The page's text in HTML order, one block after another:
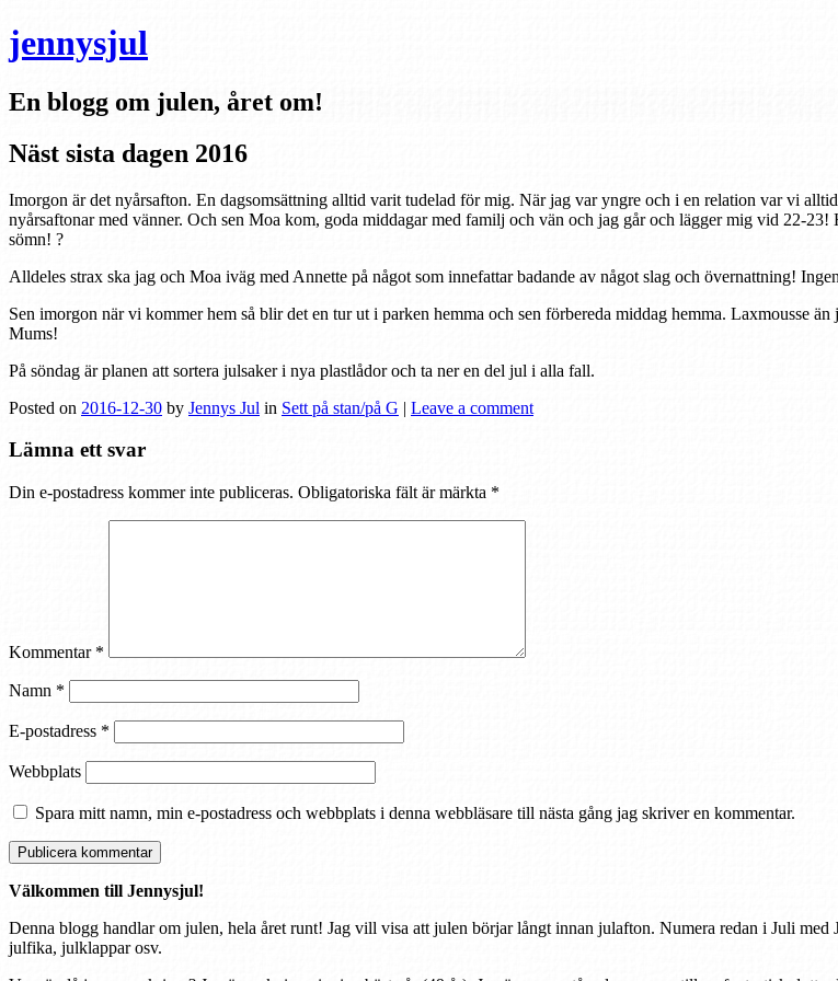
jennysjul
En blogg om julen, året om!
Näst sista dagen 2016
Imorgon är det nyårsafton. En dagsomsättning alltid varit tudelad för mig. När jag var yngre och i en relation var vi
nyårsaftonar med vänner. Och sen Moa kom, goda middagar med familj och vän och jag går och lägger mig vid 22-
sömn! ?
Alldeles strax ska jag och Moa iväg med Annette på något som innefattar badande av något slag och övernattning!
Sen imorgon när vi kommer hem så blir det en tur ut i parken hemma och sen förbereda middag hemma. Laxmousse
Mums!
På söndag är planen att sortera julsaker i nya plastlådor och ta ner en del jul i alla fall.
Posted on 2016-12-30 by Jennys Jul in Sett på stan/på G | Leave a comment
Lämna ett svar
Din e-postadress kommer inte publiceras. Obligatoriska fält är märkta *
Kommentar *
Namn *
E-postadress *
Webbplats
Spara mitt namn, min e-postadress och webbplats i denna webbläsare till nästa gång jag skriver en kommentar.
Välkommen till Jennysjul!
Denna blogg handlar om julen, hela året runt! Jag vill visa att julen börjar långt innan julafton. Numera redan i Juli
julfika, julklappar osv.